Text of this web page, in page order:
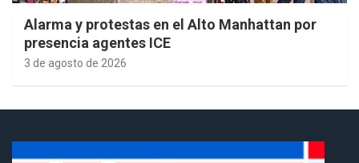
Alarma y protestas en el Alto Manhattan por
presencia agentes ICE
3 de agosto de 2026